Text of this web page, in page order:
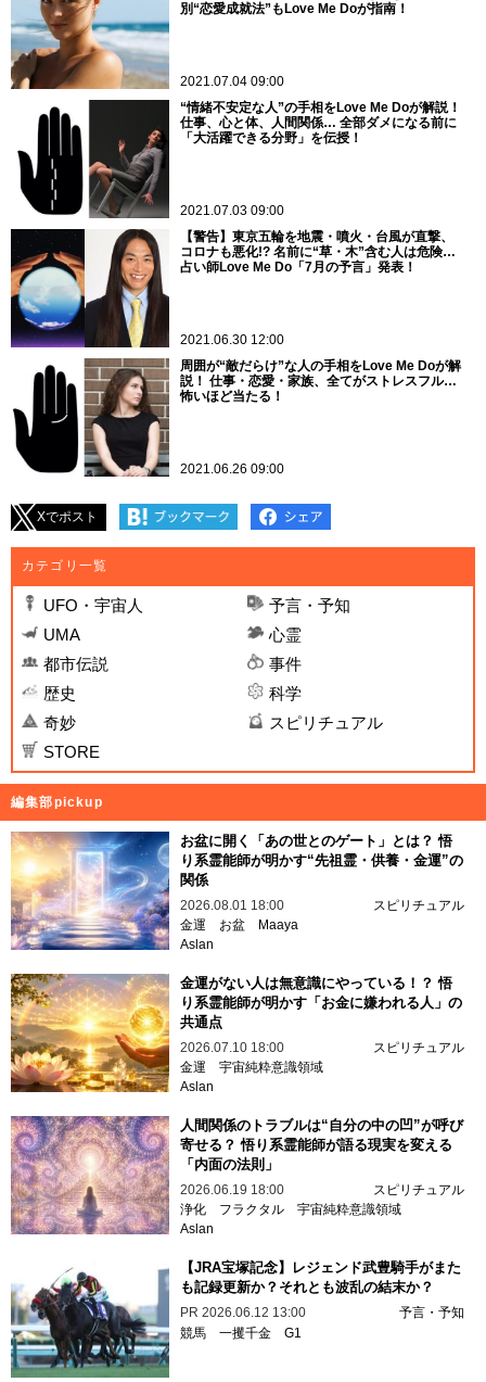
別“恋愛成就法”もLove Me Doが指南！
2021.07.04 09:00
“情緒不安定な人”の手相をLove Me Doが解説！
仕事、心と体、人間関係… 全部ダメになる前に
「大活躍できる分野」を伝授！
2021.07.03 09:00
【警告】東京五輪を地震・噴火・台風が直撃、
コロナも悪化!? 名前に“草・木”含む人は危険…
占い師Love Me Do「7月の予言」発表！
2021.06.30 12:00
周囲が“敵だらけ”な人の手相をLove Me Doが解
説！ 仕事・恋愛・家族、全てがストレスフル…
怖いほど当たる！
2021.06.26 09:00
Xでポスト
カテゴリ一覧
UFO・宇宙人
予言・予知
UMA
心霊
都市伝説
事件
歴史
科学
奇妙
スピリチュアル
STORE
編集部pickup
お盆に開く「あの世とのゲート」とは？ 悟
り系霊能師が明かす“先祖霊・供養・金運”の
関係
2026.08.01 18:00
スピリチュアル
金運
お盆
Maaya
Aslan
金運がない人は無意識にやっている！？ 悟
り系霊能師が明かす「お金に嫌われる人」の
共通点
2026.07.10 18:00
スピリチュアル
金運 宇宙純粋意識領域
Aslan
人間関係のトラブルは“自分の中の凹”が呼び
寄せる？ 悟り系霊能師が語る現実を変える
「内面の法則」
2026.06.19 18:00
スピリチュアル
浄化
フラクタル 宇宙純粋意識領域
Aslan
【JRA宝塚記念】レジェンド武豊騎手がまた
も記録更新か？それとも波乱の結末か？
PR 2026.06.12 13:00
予言・予知
競馬 一攫千金 G1